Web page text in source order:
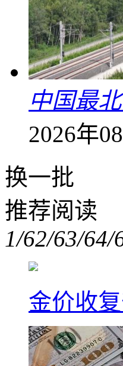
中国最
2026年
换一批
推荐阅读
1/62/63/64/
金价收